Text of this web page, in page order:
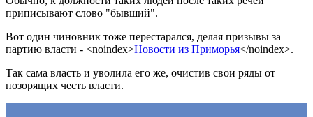
приписывают слово "бывший".
Вот один чиновник тоже перестарался, делая призывы за
партию власти - <noindex>Новости из Приморья</noindex>.
Так сама власть и уволила его же, очистив свои ряды от
позорящих честь власти.